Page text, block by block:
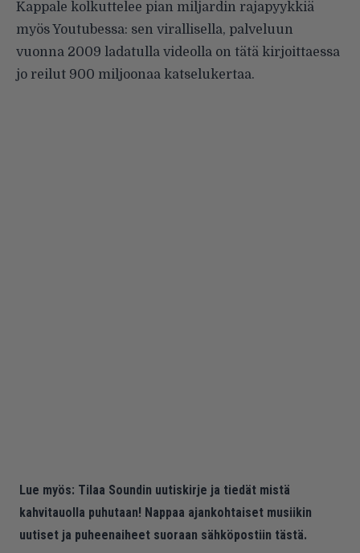
Kappale kolkuttelee pian miljardin rajapyykkiä
myös Youtubessa: sen virallisella, palveluun
vuonna 2009 ladatulla videolla on tätä kirjoittaessa
jo reilut 900 miljoonaa katselukertaa.
Lue myös: Tilaa Soundin uutiskirje ja tiedät mistä
kahvitauolla puhutaan! Nappaa ajankohtaiset musiikin
uutiset ja puheenaiheet suoraan sähköpostiin tästä.